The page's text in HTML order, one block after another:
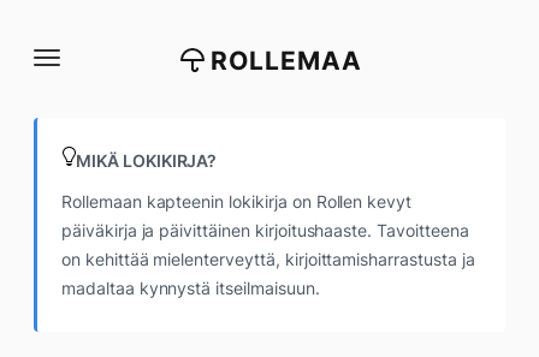
suoraan
ROLLEMAA
MIKÄ LOKIKIRJA?
Rollemaan kapteenin lokikirja on Rollen kevyt
päiväkirja ja päivittäinen kirjoitushaaste. Tavoitteena
on kehittää mielenterveyttä, kirjoittamisharrastusta ja
madaltaa kynnystä itseilmaisuun.